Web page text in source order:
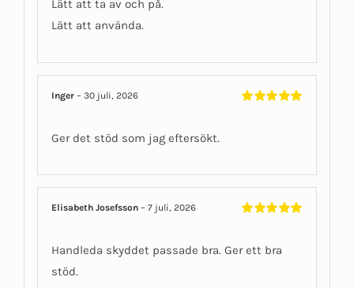
Lätt att ta av och på.
Lätt att använda.
Inger– 30 juli, 2026
Ger det stöd som jag eftersökt.
Elisabeth Josefsson– 7 juli, 2026
Handleda skyddet passade bra. Ger ett bra
stöd.